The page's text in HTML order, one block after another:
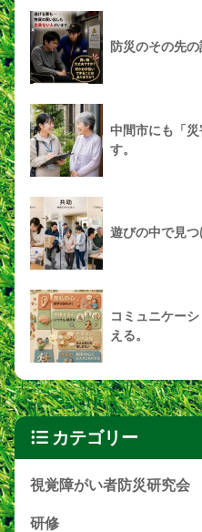
防災のその先の
中間市にも「
す。
遊びの中で見つ
コミュニケー
える。
カテゴリー
視覚障がい者防災研究会
研修